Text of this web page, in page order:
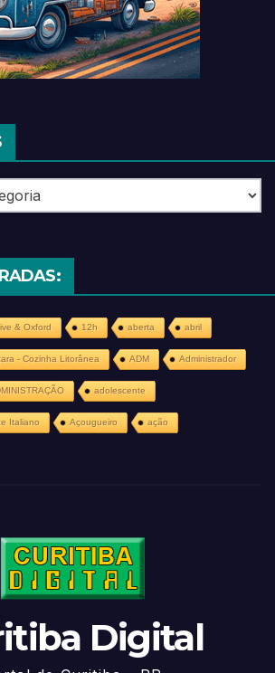
& Oxford 12h aberta abril
- Cozinha Litorânea ADM Administrador
adolescente
Italiano Açougueiro ação
Digital